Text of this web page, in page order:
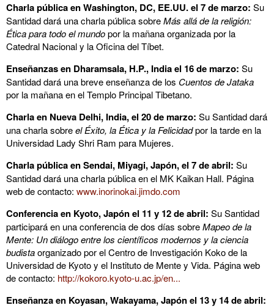
Charla pública en Washington, DC, EE.UU. el 7 de marzo: Su
Santidad dará una charla pública sobreMás allá de la religión:
Ética para todo el mundopor la mañana organizada por la
Catedral Nacional y la Oficina del Tíbet.
Enseñanzas en Dharamsala, H.P., India el 16 de marzo: Su
Santidad dará una breve enseñanza de los Cuentos de Jataka
por la mañana en el Templo Principal Tibetano.
Charla en Nueva Delhi, India, el 20 de marzo: Su Santidad dará
una charla sobreel Éxito, la Ética y la Felicidadpor la tarde en la
Universidad Lady Shri Ram para Mujeres.
Charla pública en Sendai, Miyagi, Japón, el 7 de abril: Su
Santidad dará una charla pública en el MK Kaikan Hall. Página
web de contacto: www.inorinokai.jimdo.com
Conferencia en Kyoto, Japón el 11 y 12 de abril: Su Santidad
participará en una conferencia de dos días sobreMapeo de la
Mente: Un diálogo entre los científicos modernos y la ciencia
budistaorganizado por el Centro de Investigación Koko de la
Universidad de Kyoto y el Instituto de Mente y Vida. Página web
de contacto: http://kokoro.kyoto-u.ac.jp/en...
Enseñanza en Koyasan, Wakayama, Japón el 13 y 14 de abril: